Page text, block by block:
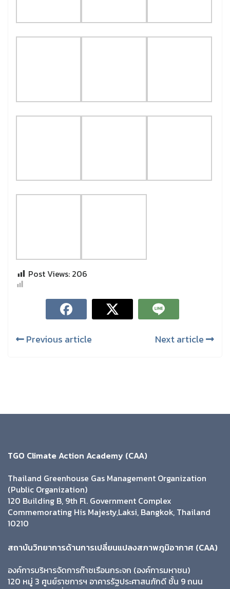
Post Views: 206
Previous article Next article
TGO Climate Action Academy (CAA)
Thailand Greenhouse Gas Management Organization
(Public Organization)
120 Building B, 9th Fl. Government Complex
Commemorating His Majesty,Laksi, Bangkok, Thailand
10210
สถาบันวิทยาการด้านการเปลี่ยนแปลงสภาพภูมิอากาศ (CAA)
องค์การบริหารจัดการก๊าซเรือนกระจก (องค์การมหาชน)
120 หมู่ 3 ศูนย์ราชการฯ อาคารรัฐประศาสนภักดี ชั้น 9 ถนน